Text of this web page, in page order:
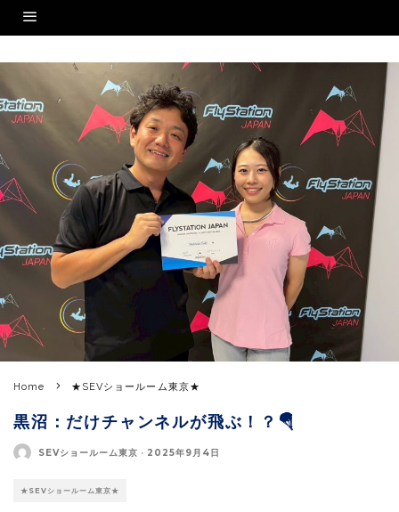
Home ★SEVショールーム東京★
黒沼：だけチャンネルが飛ぶ！？🪂
SEVショールーム東京 · 2025年9月4日
★SEVショールーム東京★